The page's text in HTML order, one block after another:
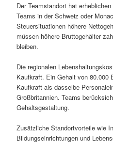
Der Teamstandort hat
Teams in der Schweiz oder
Steuersituationen höhere
müssen höhere Bruttogehälter
bleiben.
Die regionalen
Kaufkraft. Ein Gehalt von 80.000
Kaufkraft als dasselbe
Großbritannien. Teams
Gehaltsgestaltung.
Zusätzliche Standortvorteile wie
Bildungseinrichtungen und